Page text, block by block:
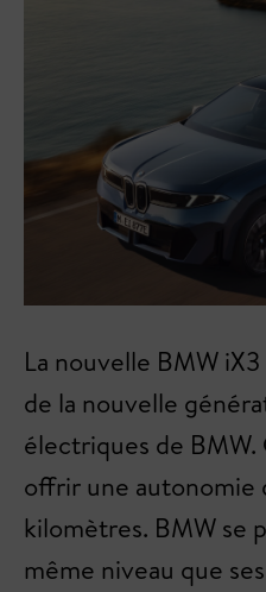
La nouvelle BMW
de la nouvelle
électriques de
offrir une autonomie
kilomètres. BMW se
même niveau que